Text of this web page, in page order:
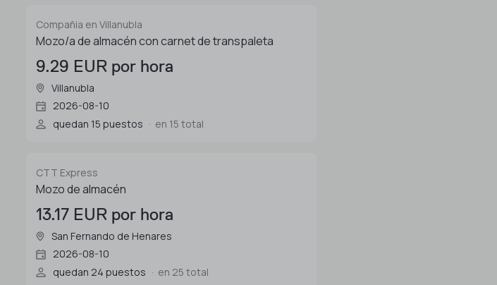
Compañia en Villanubla
Mozo/a de almacén con carnet de transpaleta
9.29 EUR por hora
Villanubla
2026-08-10
quedan 15 puestos
en 15 total
CTT Express
Mozo de almacén
13.17 EUR por hora
San Fernando de Henares
2026-08-10
quedan 24 puestos
en 25 total